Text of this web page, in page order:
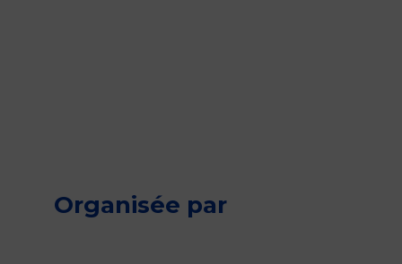
Organisée par